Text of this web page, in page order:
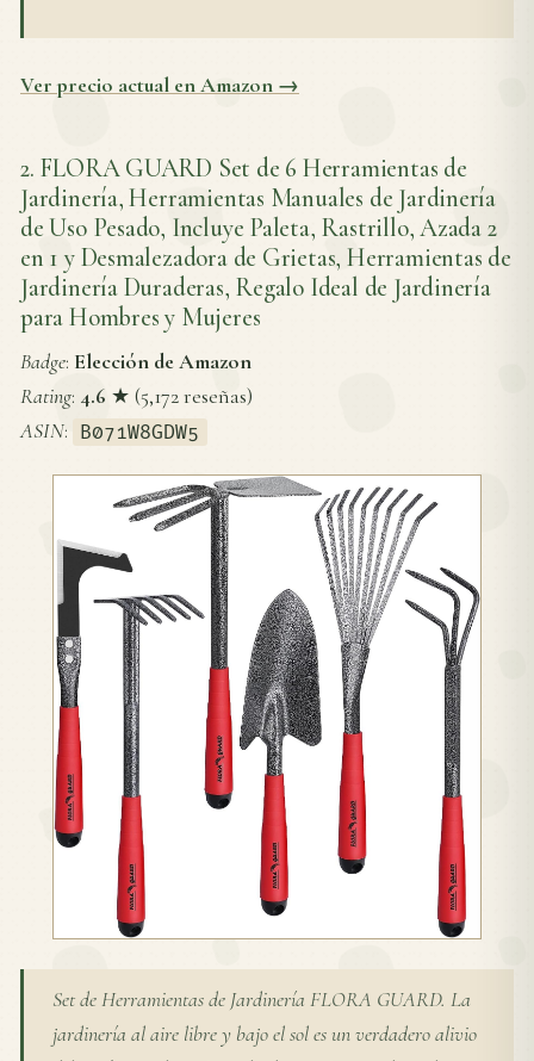
Ver precio actual en Amazon →
2. FLORA GUARD Set de 6 Herramientas de
Jardinería, Herramientas Manuales de Jardinería
de Uso Pesado, Incluye Paleta, Rastrillo, Azada 2
en 1 y Desmalezadora de Grietas, Herramientas de
Jardinería Duraderas, Regalo Ideal de Jardinería
para Hombres y Mujeres
Badge: Elección de Amazon
Rating: 4.6 ★ (5,172 reseñas)
ASIN: B071W8GDW5
Set de Herramientas de Jardinería FLORA GUARD. La
jardinería al aire libre y bajo el sol es un verdadero alivio